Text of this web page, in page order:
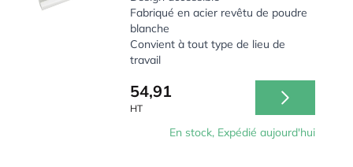
Fabriqué en acier revêtu de poudre
blanche
Convient à tout type de lieu de
travail
54,91
HT
En stock, Expédié aujourd'hui